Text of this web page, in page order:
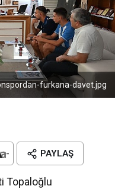
furkana-davet.jpg
- PAYLAŞ
Topaloğlu